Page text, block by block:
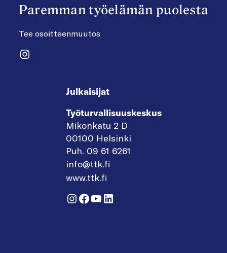
Paremman työelämän puolesta
Tee osoitteenmuutos
Instagram
Julkaisijat
Työturvallisuuskeskus
Mikonkatu 2 D
00100 Helsinki
Puh. 09 61 6261
info@ttk.fi
www.ttk.fi
Instagram
Facebook
YouTube
LinkedIn